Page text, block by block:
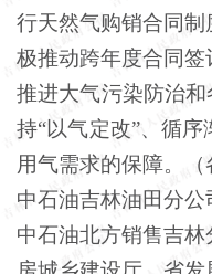
行天然气购销合同
极推动跨年度合同
推进大气污染防治
持“以气定改”、循
用气需求的保障。
中石油吉林油田分公
中石油北方销售吉